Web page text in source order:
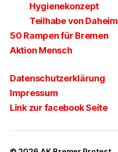
Hygienekonzept
Teilhabe von Daheim
50 Rampen für Bremen
Aktion Mensch
Datenschutzerklärung
Impressum
Link zur facebook Seite